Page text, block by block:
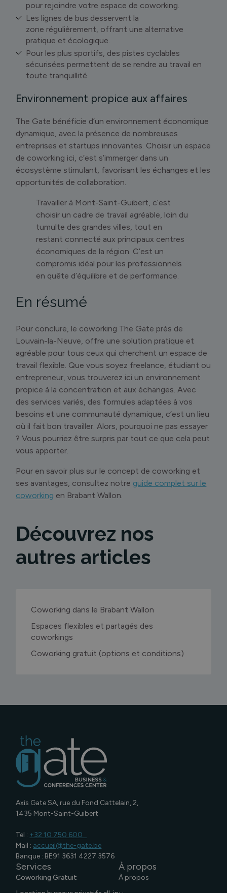
pour rejoindre votre espace de coworking.
Les lignes de bus desservent la
zone régulièrement, offrant une alternative
pratique et écologique.
Pour les plus sportifs, des pistes cyclables
sécurisées permettent de se rendre au travail en
toute tranquillité.
Environnement propice aux affaires
The Gate bénéficie d’un environnement économique
dynamique, avec la présence de nombreuses
entreprises et startups innovantes. Choisir un espace
de coworking ici, c’est s’immerger dans un
écosystème stimulant, favorisant les échanges et les
opportunités de collaboration.
Travailler à Mont-Saint-Guibert, c’est
choisir un cadre de travail agréable, loin du
tumulte des grandes villes, tout en
restant connecté aux principaux centres
économiques de la région. C’est un
compromis idéal pour les professionnels
en quête d’équilibre et de performance.
En résumé
Pour conclure, le coworking The Gate près de
Louvain-la-Neuve, offre une solution pratique et
agréable pour tous ceux qui cherchent un espace de
travail flexible. Que vous soyez freelance, étudiant ou
entrepreneur, vous trouverez ici un environnement
propice à la concentration et aux échanges. Avec
des services variés, des formules adaptées à vos
besoins et une communauté dynamique, c’est un lieu
où il fait bon travailler. Alors, pourquoi ne pas essayer
? Vous pourriez être surpris par tout ce que cela peut
vous apporter.
Pour en savoir plus sur le concept de coworking et
ses avantages, consultez notre guide complet sur le
coworking en Brabant Wallon.
Découvrez nos
autres articles
Coworking dans le Brabant Wallon
Espaces flexibles et partagés des
coworkings
Coworking gratuit (options et conditions)
Axis Gate SA, rue du Fond Cattelain, 2,
1435 Mont-Saint-Guibert
Tel :​ +32 10 750 600 ​
Mail : accueil@the-gate.be
Banque : BE91 3631 4227 3576
Services
Coworking Gratuit
À propos
À propos